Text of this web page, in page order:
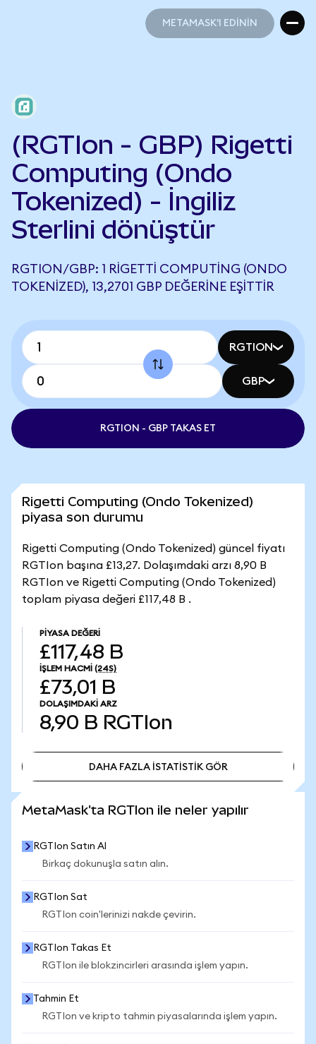
METAMASK'I EDİNİN
(RGTIon - GBP) Rigetti
Computing (Ondo
Tokenized) - İngiliz
Sterlini dönüştür
RGTION/GBP: 1 RIGETTI COMPUTING (ONDO
TOKENIZED), 13,2701 GBP DEĞERINE EŞITTIR
RGTION
GBP
RGTION - GBP TAKAS ET
Rigetti Computing (Ondo Tokenized)
piyasa son durumu
Rigetti Computing (Ondo Tokenized) güncel fiyatı
RGTIon başına £13,27. Dolaşımdaki arzı 8,90 B
RGTIon ve Rigetti Computing (Ondo Tokenized)
toplam piyasa değeri £117,48 B .
PIYASA DEĞERI
£117,48 B
İŞLEM HACMI (24S)
£73,01 B
DOLAŞIMDAKI ARZ
8,90 B RGTIon
DAHA FAZLA İSTATİSTİK GÖR
MetaMask'ta RGTIon ile neler yapılır
RGTIon Satın Al
Birkaç dokunuşla satın alın.
RGTIon Sat
RGTIon coin'lerinizi nakde çevirin.
RGTIon Takas Et
RGTIon ile blokzincirleri arasında işlem yapın.
Tahmin Et
RGTIon ve kripto tahmin piyasalarında işlem yapın.